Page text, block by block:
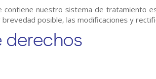
contiene nuestro sistema de tratamiento
brevedad posible, las modificaciones y
derechos